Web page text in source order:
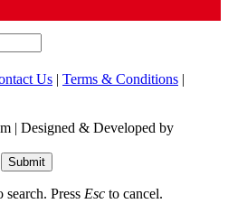
Us | Terms & Conditions |
| Designed & Developed by
Submit
search. Press Esc to cancel.